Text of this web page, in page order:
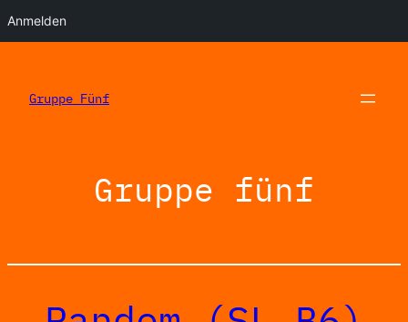
Anmelden
springen
Gruppe Fünf
Gruppe fünf